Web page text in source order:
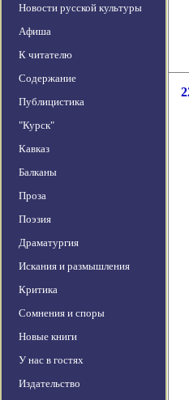
Новости русской культуры
Афиша
К читателю
Содержание
Публицистика
"Курск"
Кавказ
Балканы
Проза
Поэзия
Драматургия
Искания и размышления
Критика
Сомнения и споры
Новые книги
У нас в гостях
Издательство